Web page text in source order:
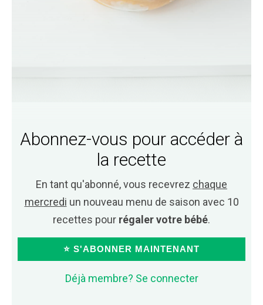
Abonnez-vous pour accéder à
la recette
En tant qu'abonné, vous recevrez chaque
mercredi un nouveau menu de saison avec 10
recettes pour régaler votre bébé.
⭐ S'ABONNER MAINTENANT
Déjà membre? Se connecter